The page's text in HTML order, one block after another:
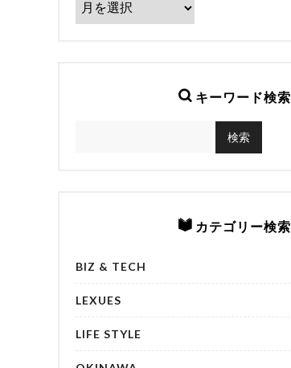
キーワード検索
カテゴリー検索
BIZ & TECH
LEXUES
LIFE STYLE